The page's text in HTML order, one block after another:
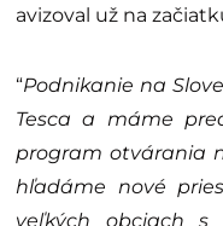
avizoval už na
“Podnikanie na
Tesca a máme
program otvárania
hľadáme nové
veľkých obciach